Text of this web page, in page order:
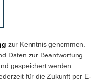
zur Kenntnis genommen.
Daten zur Beantwortung
gespeichert werden.
für die Zukunft per E-